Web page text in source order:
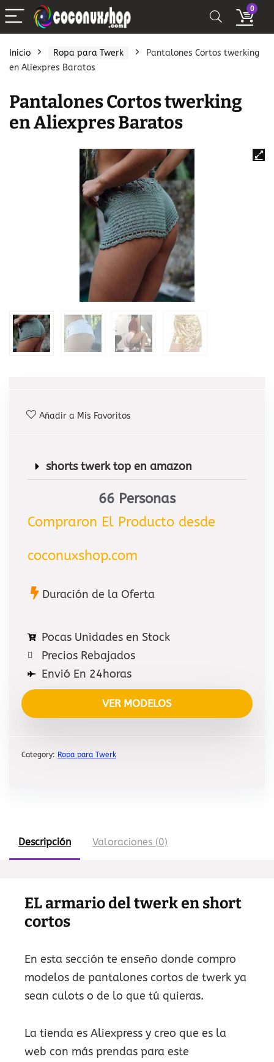
0
Inicio Ropa para Twerk
Pantalones Cortos twerking
en Aliexpres Baratos
Pantalones Cortos twerking
en Aliexpres Baratos
Añadir a Mis Favoritos
shorts twerk top en amazon
Compraron El Producto desde
coconuxshop.com
67 Personas
Duración de la Oferta
Pocas Unidades en Stock
Precios Rebajados
Envió En 24horas
VER MODELOS
Category: Ropa para Twerk
Descripción Valoraciones (0)
EL armario del twerk en short
cortos
En esta sección te enseño donde compro
modelos de pantalones cortos de twerk ya
sean culots o de lo que tú quieras.
La tienda es Aliexpress y creo que es la
web con más prendas para este